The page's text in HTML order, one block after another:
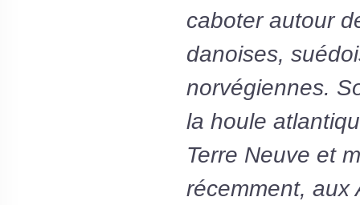
caboter autour
danoises,
norvégiennes.
la houle
Terre Neuve et
récemment, aux